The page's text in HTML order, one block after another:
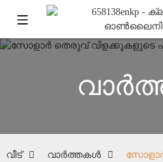
വീട് വാർത്തകൾ